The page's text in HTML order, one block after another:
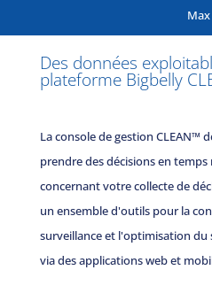
Max
Des données
plateforme Bigbelly
La console de gestion CLEAN™
prendre des décisions en
concernant votre collecte de
un ensemble d'outils pour la
surveillance et l'optimisation du
via des applications web et